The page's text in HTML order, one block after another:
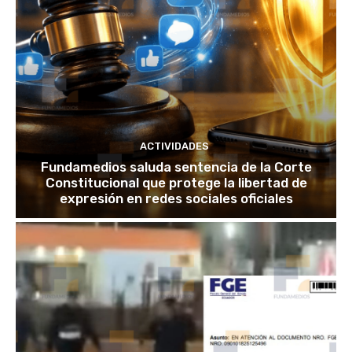
ACTIVIDADES
Fundamedios saluda sentencia de la Corte
Constitucional que protege la libertad de
expresión en redes sociales oficiales